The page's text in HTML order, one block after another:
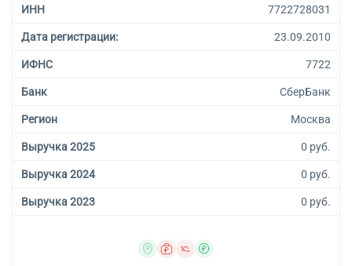
ИНН 7722728031
Дата регистрации: 23.09.2010
ИФНС 7722
Банк СберБанк
Регион Москва
Выручка 2025 0 руб.
Выручка 2024 0 руб.
Выручка 2023 0 руб.